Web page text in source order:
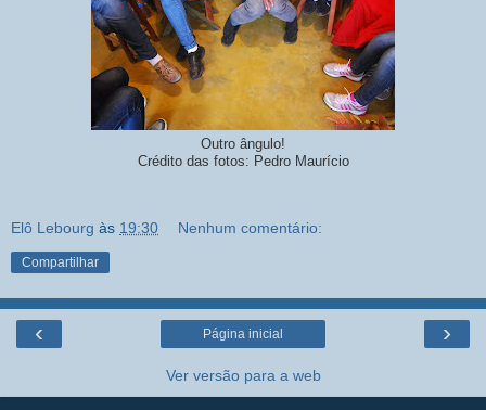
Outro ângulo!
Crédito das fotos: Pedro Maurício
Elô Lebourg às 19:30 Nenhum comentário:
Compartilhar
‹ ›
Página inicial
Ver versão para a web